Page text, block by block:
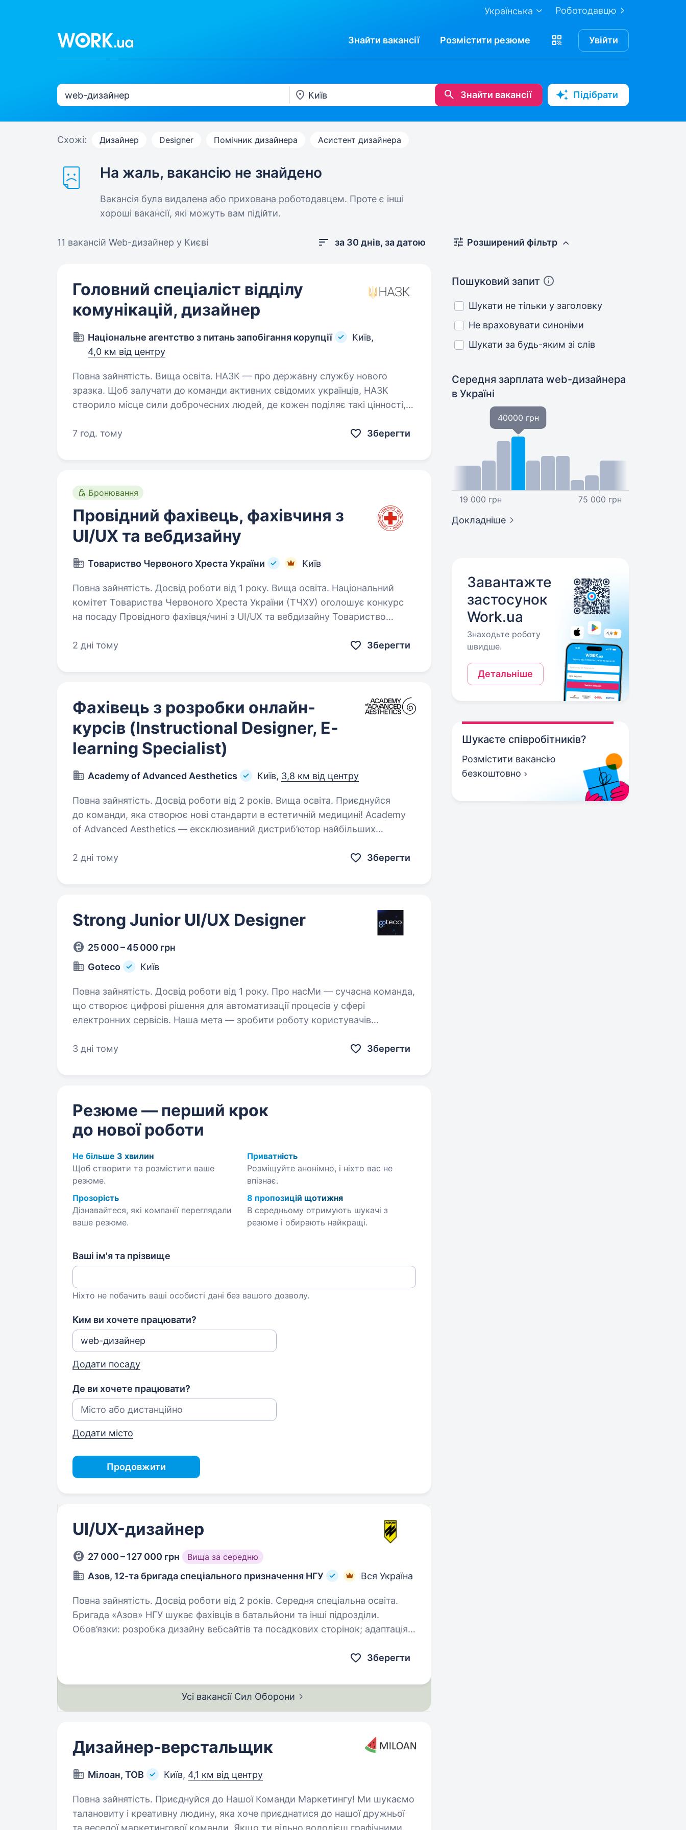
Роботодавцю
Українська
Знайти вакансії Розмістити резюме Увійти
Знайти вакансії Підібрати
Схожі: Дизайнер Designer Помічник дизайнера Асистент дизайнера
На жаль, вакансію не знайдено
Вакансія була видалена або прихована роботодавцем. Проте є інші
хороші вакансії, які можуть вам підійти.
11 вакансій Web-дизайнер у Києві за 30 днів, за датою
Головний спеціаліст відділу
комунікацій, дизайнер
Національне агентство з питань запобігання корупції
Київ,
4,0 км від центру
Повна зайнятість. Вища освіта. НАЗК — про державну службу нового
зразка. Щоб залучати до команди активних свідомих українців, НАЗК
створило місце сили доброчесних людей, де кожен поділяє такі цінності,
7 год. тому
Зберегти
Бронювання
Провідний фахівець, фахівчиня з
UI/UX та вебдизайну
Товариство Червоного Хреста України Київ
Повна зайнятість. Досвід роботи від 1 року. Вища освіта. Національний
комітет Товариства Червоного Хреста України (ТЧХУ) оголошує конкурс
на посаду Провідного фахівця/чині з UI/UX та вебдизайну Товариство
2 дні тому
Зберегти
Фахівець з розробки онлайн-
курсів (Instructional Designer, E-
learning Specialist)
Academy of Advanced Aesthetics Київ, 3,8 км від центру
Повна зайнятість. Досвід роботи від 2 років. Вища освіта. Приєднуйся
до команди, яка створює нові стандарти в естетичній медицині! Academy
of Advanced Aesthetics — ексклюзивний дистриб’ютор найбільших
…
2 дні тому Зберегти
Strong Junior UI/UX Designer
25 000 – 45 000 грн
Goteco
Київ
Повна зайнятість. Досвід роботи від 1 року. Про насМи — сучасна команда,
що створює цифрові рішення для автоматизації процесів у сфері
електронних сервісів. Наша мета — зробити роботу користувачів
3 дні тому
Зберегти
Резюме — перший крок
до нової роботи
Не більше 3 хвилин
Щоб створити та розмістити ваше
резюме.
Приватність
Розміщуйте анонімно, і ніхто вас не
впізнає.
Прозорість
Дізнавайтеся, які компанії переглядали
ваше резюме.
8 пропозицій щотижня
В середньому отримують шукачі з
резюме і обирають найкращі.
Ваші ім'я та прізвище
Ніхто не побачить ваші особисті дані без вашого дозволу.
Ким ви хочете працювати?
Додати посаду
Де ви хочете працювати?
Додати місто
Продовжити
UI/UX-дизайнер
27 000 – 127 000 грн Вища за середню
Азов, 12-та бригада спеціального призначення НГУ Вся Україна
Повна зайнятість. Досвід роботи від 2 років. Середня спеціальна освіта.
Бригада «Азов» НГУ шукає фахівців в батальйони та інші підрозділи.
Обов’язки: розробка дизайну вебсайтів та посадкових сторінок; адаптація
Зберегти
Усі вакансії Сил Оборони
Дизайнер-верстальщик
Мілоан, ТОВ Київ, 4,1 км від центру
Повна зайнятість. Приєднуйся до Нашої Команди Маркетингу! Ми шукаємо
талановиту і креативну людину, яка хоче приєднатися до нашої дружньої
та веселої маркетингової команди. Якщо ти вільно володієш графічними
Розширений фільтр
Пошуковий запит
Шукати не тільки у заголовку
Не враховувати синоніми
Шукати за будь-яким зі слів
Середня зарплата web-дизайнера
в Україні
19 000 грн
40000 грн
75 000 грн
Докладніше
Завантажте
застосунок
Work.ua
Знаходьте роботу
швидше.
Детальніше
Шукаєте співробітників?
Розмістити вакансію
безкоштовно